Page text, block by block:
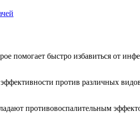
помогает быстро избавиться от
против различных
противовоспалительным